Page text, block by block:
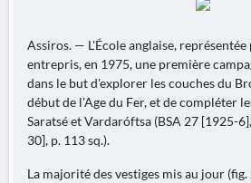
Assiros. — L'École anglaise, représentée
entrepris, en 1975, une première
dans le but d'explorer les couches du
début de l'Age du Fer, et de compléter
Saratsé et Vardaróftsa (BSA 27 [1925-
30], p. 113 sq.).
La majorité des vestiges mis au jour